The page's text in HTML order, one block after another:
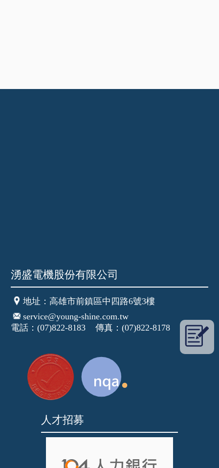
湧盛電機股份有限公司
地址 ：高雄市前鎮區中四路6號3樓
service@young-shine.com.tw
電話：(07)822-8183 傳真：(07)822-8178
人才招募